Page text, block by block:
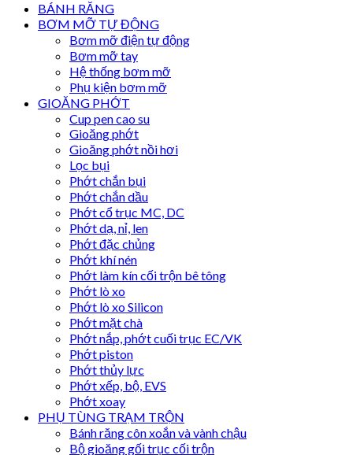
BÁNH RĂNG
BƠM MỠ TỰ ĐỘNG
Bơm mỡ điện tự động
Bơm mỡ tay
Hệ thống bơm mỡ
Phụ kiện bơm mỡ
GIOĂNG PHỚT
Cup pen cao su
Gioăng phớt
Gioăng phớt nồi hơi
Lọc bụi
Phớt chắn bụi
Phớt chắn dầu
Phớt cổ trục MC, DC
Phớt dạ, nỉ, len
Phớt đặc chủng
Phớt khí nén
Phớt làm kín cối trộn bê tông
Phớt lò xo
Phớt lò xo Silicon
Phớt mặt chà
Phớt nắp, phớt cuối trục EC/VK
Phớt piston
Phớt thủy lực
Phớt xếp, bộ, EVS
Phớt xoay
PHỤ TÙNG TRẠM TRỘN
Bánh răng côn xoắn và vành chậu
Bộ gioăng gối trục cối trộn